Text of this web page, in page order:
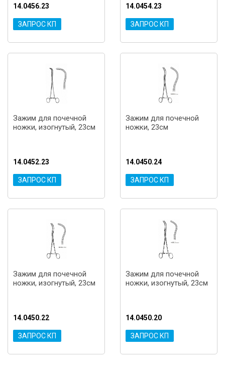
14.0456.23
ЗАПРОС КП
14.0454.23
ЗАПРОС КП
Зажим для почечной
ножки, изогнутый, 23см
14.0452.23
ЗАПРОС КП
Зажим для почечной
ножки, 23см
14.0450.24
ЗАПРОС КП
Зажим для почечной
ножки, изогнутый, 23см
14.0450.22
ЗАПРОС КП
Зажим для почечной
ножки, изогнутый, 23см
14.0450.20
ЗАПРОС КП